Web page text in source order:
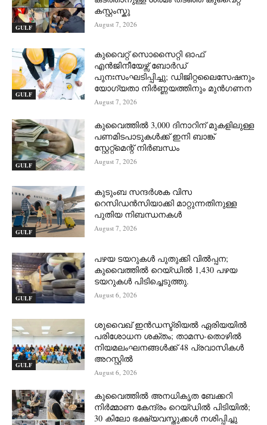
GULF
കസ്റ്റംസ്കു
August 7, 2026
GULF
കുവൈറ്റ് സൊസൈറ്റി ഓഫ്
എൻജിനീയേഴ്സ് ബോർഡ്
പുനഃസംഘടിപ്പിച്ചു; ഡിജിറ്റലൈസേഷനും
യോഗ്യതാ നിർണ്ണയത്തിനും മുൻഗണന
August 7, 2026
GULF
കുവൈത്തിൽ 3,000 ദിനാറിന് മുകളിലുള്ള
പണമിടപാടുകൾക്ക് ഇനി ബാങ്ക്
സ്റ്റേറ്റ്‌മെന്റ് നിർബന്ധം
August 7, 2026
GULF
കുടുംബ സന്ദർശക വിസ
റെസിഡൻസിയാക്കി മാറ്റുന്നതിനുള്ള
പുതിയ നിബന്ധനകൾ
August 7, 2026
GULF
പഴയ ടയറുകൾ പുതുക്കി വിൽപ്പന;
കുവൈത്തിൽ റെയ്ഡിൽ 1,430 പഴയ
ടയറുകൾ പിടിച്ചെടുത്തു.
August 6, 2026
GULF
ശുവൈഖ് ഇൻഡസ്ട്രിയൽ ഏരിയയിൽ
പരിശോധന ശക്തം; താമസ-തൊഴിൽ
നിയമലംഘനങ്ങൾക്ക് 48 പ്രവാസികൾ
അറസ്റ്റിൽ
August 6, 2026
കുവൈത്തിൽ അനധികൃത ബേക്കറി
നിർമ്മാണ കേന്ദ്രം റെയ്ഡിൽ പിടിയിൽ;
30 കിലോ ഭക്ഷ്യവസ്തുക്കൾ നശിപ്പിച്ചു